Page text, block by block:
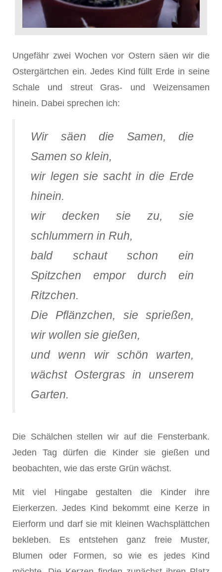
Ungefähr zwei Wochen vor Ostern säen wir die
Ostergärtchen ein. Jedes Kind füllt Erde in seine
Schale und streut Gras- und Weizensamen
hinein. Dabei sprechen ich:
Wir säen die Samen, die
Samen so klein,
wir legen sie sacht in die Erde
hinein.
wir decken sie zu, sie
schlummern in Ruh,
bald schaut schon ein
Spitzchen empor durch ein
Ritzchen.
Die Pflänzchen, sie sprießen,
wir wollen sie gießen,
und wenn wir schön warten,
wächst Ostergras in unserem
Garten.
Die Schälchen stellen wir auf die Fensterbank.
Jeden Tag dürfen die Kinder sie gießen und
beobachten, wie das erste Grün wächst.
Mit viel Hingabe gestalten die Kinder ihre
Eierkerzen. Jedes Kind bekommt eine Kerze in
Eierform und darf sie mit kleinen Wachsplättchen
bekleben. Es entstehen ganz freie Muster,
Blumen oder Formen, so wie es jedes Kind